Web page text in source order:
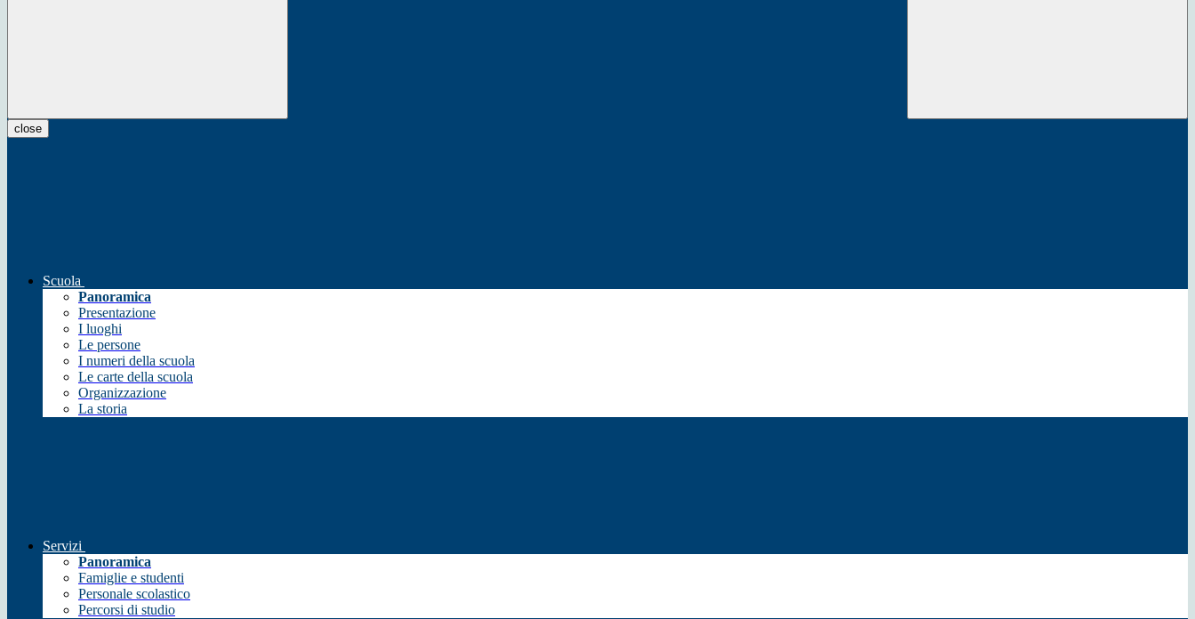
close
Scuola
Panoramica
Presentazione
I luoghi
Le persone
I numeri della scuola
Le carte della scuola
Organizzazione
La storia
Servizi
Panoramica
Famiglie e studenti
Personale scolastico
Percorsi di studio